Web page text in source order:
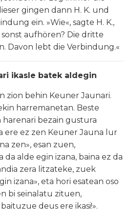
gingen dann H. K. und
ein. »Wie«, sagte H. K.,
aufhören? Die dritte
Davon lebt die Verbindung.«
ikasle batek aldegin
zion behin Keuner Jaunari.
harremanetan. Beste
harenari bezain gustura
ere ez zen Keuner Jauna lur
zen», esan zuen,
da alde egin izana, baina ez da
zera litzateke, zuek
izana», eta hori esatean oso
bi seinalatu zituen,
deus ere ikasi!».